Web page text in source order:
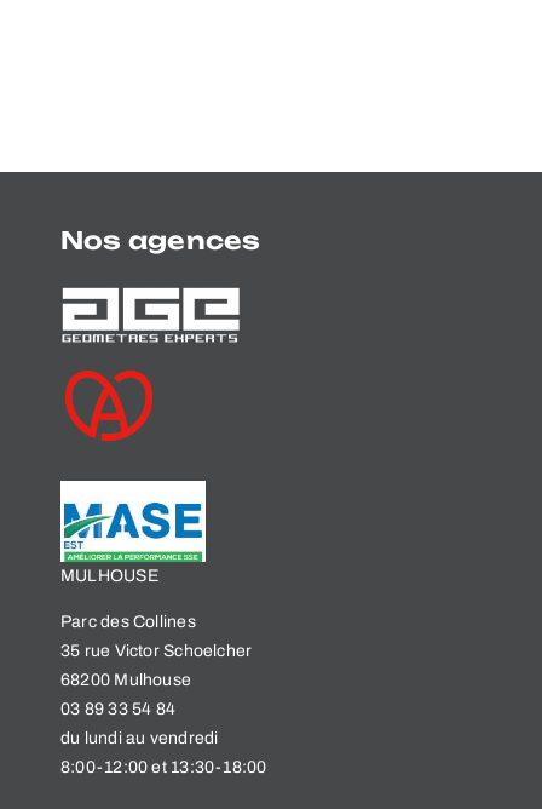
Nos agences
MULHOUSE
Parc des Collines
35 rue Victor Schoelcher
68200 Mulhouse
03 89 33 54 84
du lundi au vendredi
8:00-12:00 et 13:30-18:00